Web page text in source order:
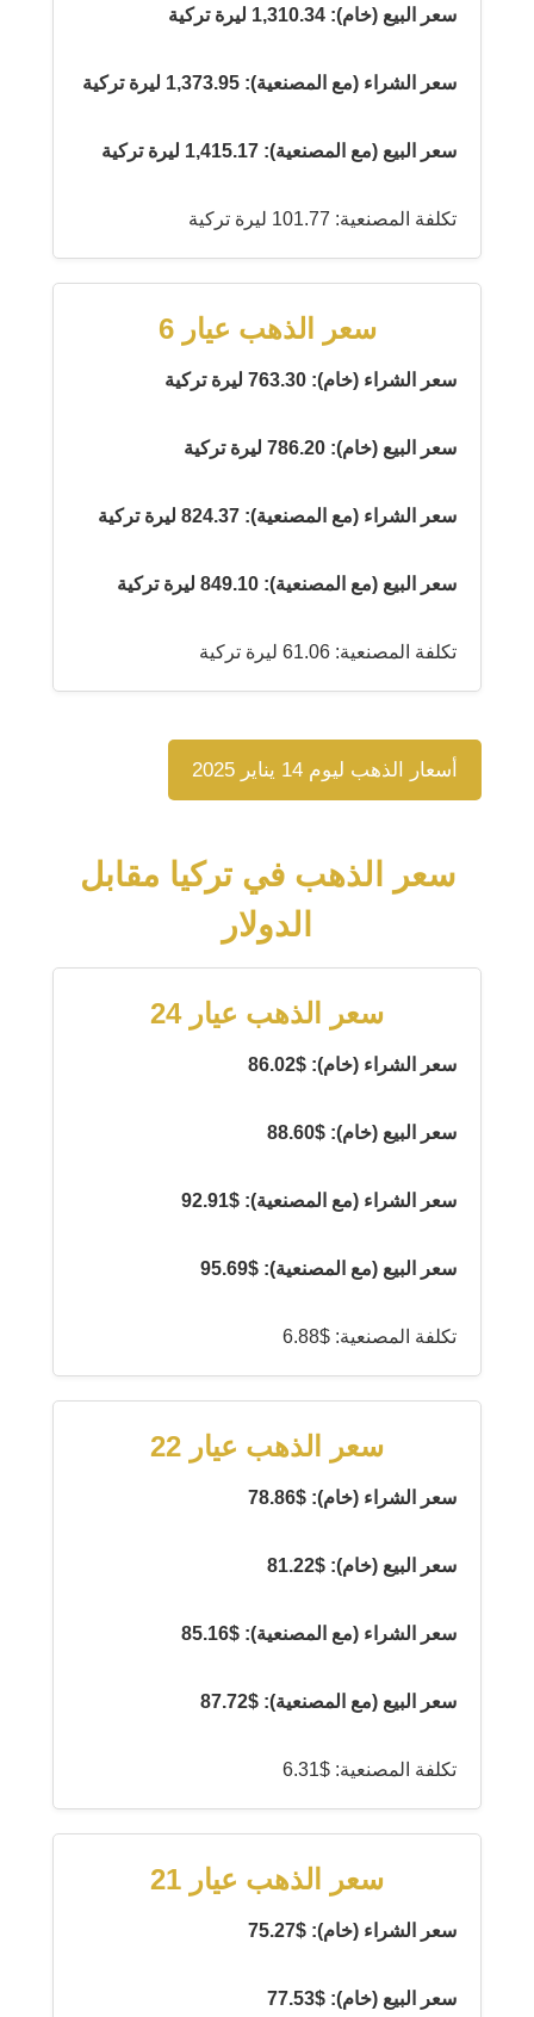
سعر البيع (خام): 1,310.34 ليرة تركية
سعر الشراء (مع المصنعية): 1,373.95 ليرة تركية
سعر البيع (مع المصنعية): 1,415.17 ليرة تركية
تكلفة المصنعية: 101.77 ليرة تركية
سعر الذهب عيار 6
سعر الشراء (خام): 763.30 ليرة تركية
سعر البيع (خام): 786.20 ليرة تركية
سعر الشراء (مع المصنعية): 824.37 ليرة تركية
سعر البيع (مع المصنعية): 849.10 ليرة تركية
تكلفة المصنعية: 61.06 ليرة تركية
أسعار الذهب ليوم 14 يناير 2025
سعر الذهب في تركيا مقابل
الدولار
سعر الذهب عيار 24
سعر الشراء (خام): $86.02
سعر البيع (خام): $88.60
سعر الشراء (مع المصنعية): $92.91
سعر البيع (مع المصنعية): $95.69
تكلفة المصنعية: $6.88
سعر الذهب عيار 22
سعر الشراء (خام): $78.86
سعر البيع (خام): $81.22
سعر الشراء (مع المصنعية): $85.16
سعر البيع (مع المصنعية): $87.72
تكلفة المصنعية: $6.31
سعر الذهب عيار 21
سعر الشراء (خام): $75.27
سعر البيع (خام): $77.53